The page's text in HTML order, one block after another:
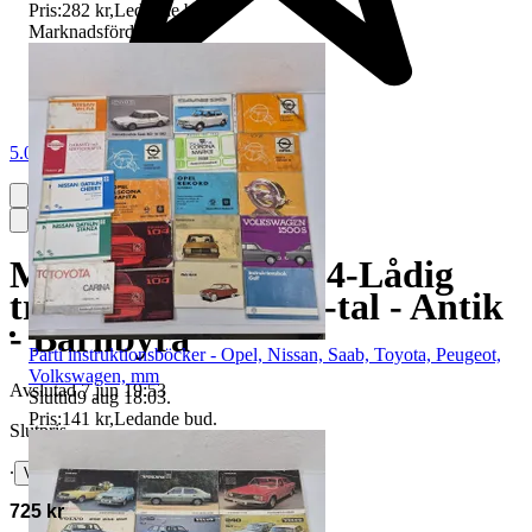
5.0
Mindre byrå i trä - 4-Lådig
träbyrå - Sent 1800-tal - Antik
- Barnbyrå
Avslutad 7 jun 19:53
Slutpris
∙ Visa bud
725 kr
Pris:282 kr,Ledande bud
Marknadsförd
Parti instruktionsböcker - Opel, Nissan, Saab, Toyota, Peugeot,
Volkswagen, mm
Sluttid9 aug 18:03.
Pris:141 kr,Ledande bud.